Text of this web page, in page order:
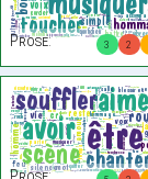
3 2
Prose: